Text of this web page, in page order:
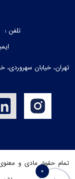
تلفن :
تمام حقوق مادی و
0